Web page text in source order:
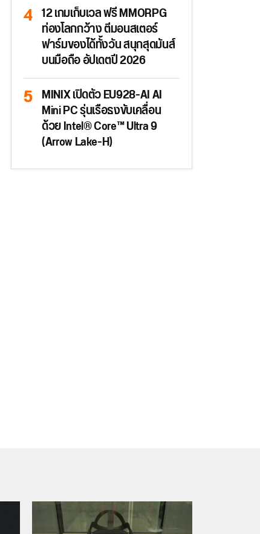
12 เกมเก็บเวล ฟรี MMORPG
ท่องโลกกว้าง ตีมอนสเตอร์
ฟาร์มของได้ทั้งวัน สนุกสุดมันส์
บนมือถือ อัปเดตปี 2026
MINIX เปิดตัว EU928-AI AI
Mini PC รุ่นเรือธงขับเคลื่อน
ด้วย Intel® Core™ Ultra 9
(Arrow Lake-H)